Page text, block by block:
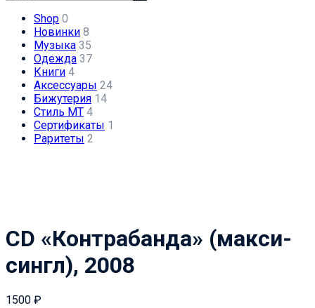
Shop 0
Новинки 8
Музыка 35
Одежда 37
Книги 4
Аксессуары 24
Бижутерия 14
Стиль МТ 4
Сертификаты 1
Раритеты 2
CD «Контрабанда» (макси-
сингл), 2008
1500 ₽